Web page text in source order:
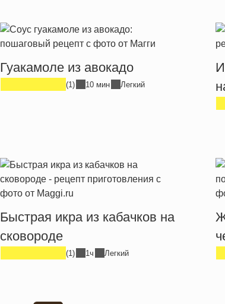
Гуакамоле из авокадо
(1) 10 мин Легкий
Быстрая икра из кабачков на
сковороде
(1) 1ч Легкий